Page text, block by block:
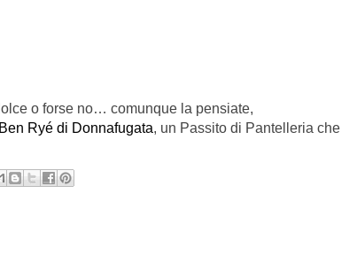
o forse no… comunque la pensiate,
Ben Ryé di Donnafugata, un Passito di Pantelleria che